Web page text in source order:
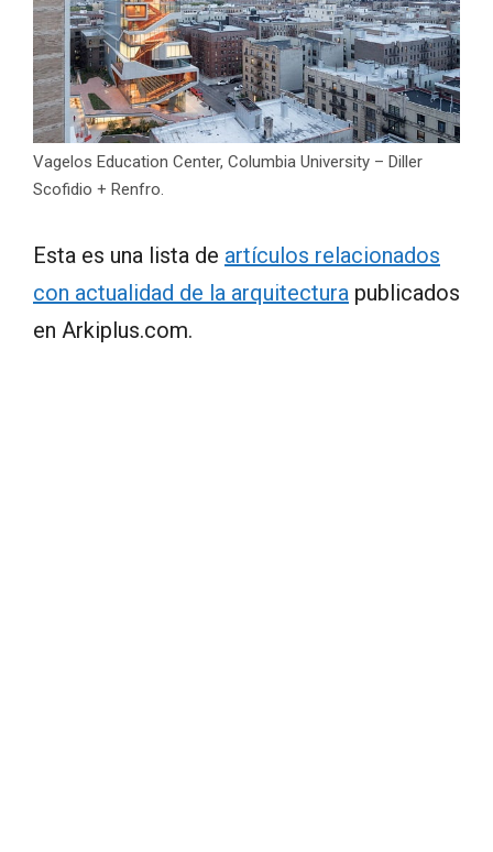
Vagelos Education Center, Columbia University – Diller
Scofidio + Renfro.
Esta es una lista de artículos relacionados
con actualidad de la arquitectura publicados
en Arkiplus.com.